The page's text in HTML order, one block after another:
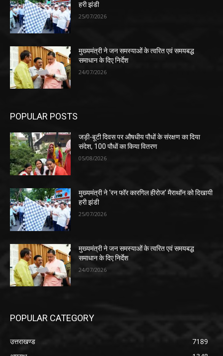
हरी झंडी
25/07/2026
मुख्यमंत्री ने जन समस्याओं के त्वरित एवं समयबद्ध
समाधान के दिए निर्देश
24/07/2026
POPULAR POSTS
जड़ी-बूटी दिवस पर औषधीय पौधों के संरक्षण का दिया
संदेश, 100 पौधों का किया वितरण
05/08/2026
मुख्यमंत्री ने ‘रन फॉर कारगिल हीरोज’ मैराथॉन को दिखायी
हरी झंडी
25/07/2026
मुख्यमंत्री ने जन समस्याओं के त्वरित एवं समयबद्ध
समाधान के दिए निर्देश
24/07/2026
POPULAR CATEGORY
उत्तराखण्ड
7189